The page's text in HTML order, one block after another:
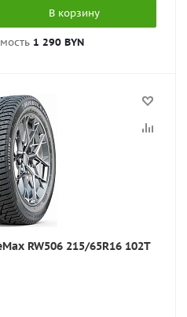
В корзину
1 290 BYN
RW506 215/65R16 102T